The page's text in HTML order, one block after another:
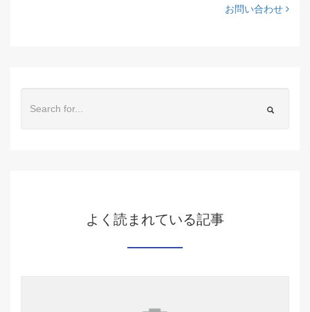
お問い合わせ
よく読まれている記事